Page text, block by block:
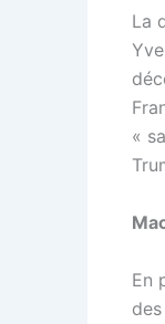
La
«
En